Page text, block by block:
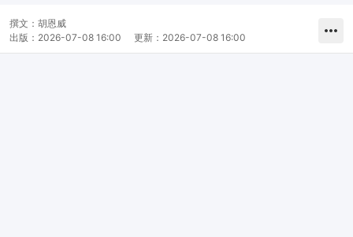
撰文： 胡恩威
出版： 2026-07-08 16:00 更新： 2026-07-08 16:00